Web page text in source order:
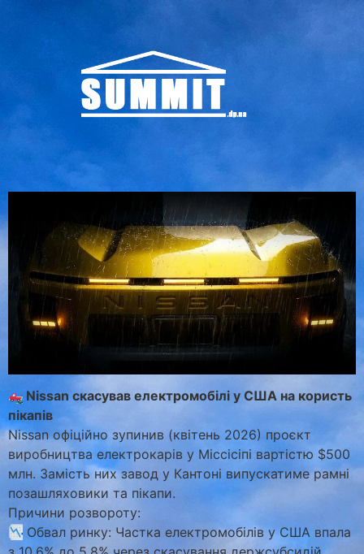
Nissan скасував електромобілі у США на користь
пікапів
Nissan офіційно зупинив (квітень 2026) проєкт
виробництва електрокарів у Міссісіпі вартістю $500
млн. Замість них завод у Кантоні випускатиме рамні
позашляховики та пікапи.
Причини розвороту:
Обвал ринку: Частка електромобілів у США впала